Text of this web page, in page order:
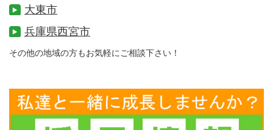
大東市
兵庫県西宮市
その他の地域の方もお気軽にご相談下さい！